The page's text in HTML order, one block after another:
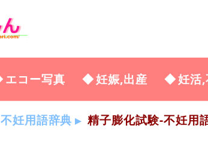
エコー写真 妊娠,出産 妊活
不妊用語辞典 精子膨化試験-不妊用